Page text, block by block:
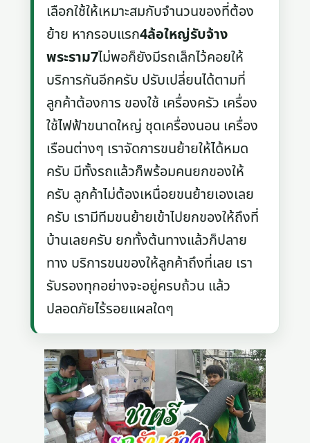
เลือกใช้ให้เหมาะสมกับจำนวนของที่ต้อง
ย้าย หากรอบแรก4ล้อใหญ่รับจ้าง
พระราม7ไม่พอก็ยังมีรถเล็กไว้คอยให้
บริการกันอีกครับ ปรับเปลี่ยนได้ตามที่
ลูกค้าต้องการ ของใช้ เครื่องครัว เครื่อง
ใช้ไฟฟ้าขนาดใหญ่ ชุดเครื่องนอน เครื่อง
เรือนต่างๆ เราจัดการขนย้ายให้ได้หมด
ครับ มีทั้งรถแล้วก็พร้อมคนยกของให้
ครับ ลูกค้าไม่ต้องเหนื่อยขนย้ายเองเลย
ครับ เรามีทีมขนย้ายเข้าไปยกของให้ถึงที่
บ้านเลยครับ ยกทั้งต้นทางแล้วก็ปลาย
ทาง บริการขนของให้ลูกค้าถึงที่เลย เรา
รับรองทุกอย่างจะอยู่ครบถ้วน แล้ว
ปลอดภัยไร้รอยแผลใดๆ